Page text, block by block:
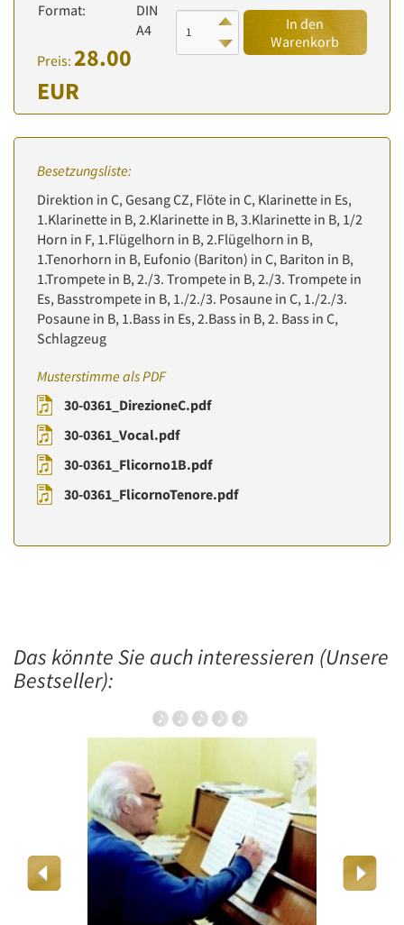
Format:
DIN
A4
Preis: 28.00
EUR
In den
Warenkorb
Besetzungsliste:
Direktion in C, Gesang CZ, Flöte in C, Klarinette in Es,
1.Klarinette in B, 2.Klarinette in B, 3.Klarinette in B, 1/2
Horn in F, 1.Flügelhorn in B, 2.Flügelhorn in B,
1.Tenorhorn in B, Eufonio (Bariton) in C, Bariton in B,
1.Trompete in B, 2./3. Trompete in B, 2./3. Trompete in
Es, Basstrompete in B, 1./2./3. Posaune in C, 1./2./3.
Posaune in B, 1.Bass in Es, 2.Bass in B, 2. Bass in C,
Schlagzeug
Musterstimme als PDF
30-0361_DirezioneC.pdf
30-0361_Vocal.pdf
30-0361_Flicorno1B.pdf
30-0361_FlicornoTenore.pdf
Das könnte Sie auch interessieren (Unsere
Bestseller):